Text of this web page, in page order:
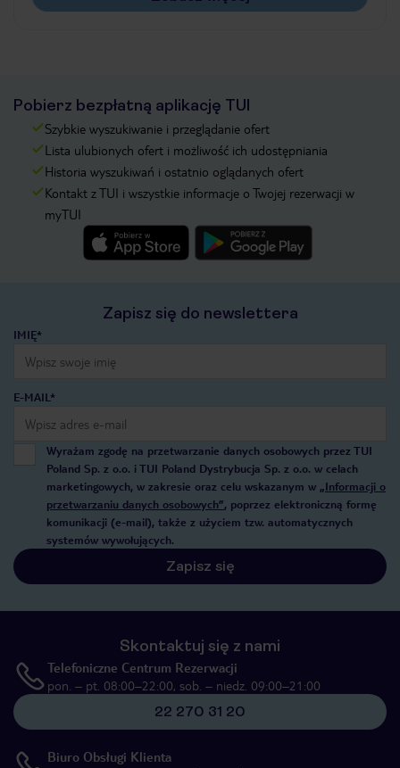
Pobierz bezpłatną aplikację TUI
Szybkie wyszukiwanie i przeglądanie ofert
Lista ulubionych ofert i możliwość ich udostępniania
Historia wyszukiwań i ostatnio oglądanych ofert
Kontakt z TUI i wszystkie informacje o Twojej rezerwacji w
myTUI
Zapisz się do newslettera
IMIĘ*
E-MAIL*
Wyrażam zgodę na przetwarzanie danych osobowych przez TUI
Poland Sp. z o.o. i TUI Poland Dystrybucja Sp. z o.o. w celach
marketingowych, w zakresie oraz celu wskazanym w „Informacji o
przetwarzaniu danych osobowych”, poprzez elektroniczną formę
komunikacji (e-mail), także z użyciem tzw. automatycznych
systemów wywołujących.
Zapisz się
Skontaktuj się z nami
Telefoniczne Centrum Rezerwacji
pon. – pt. 08:00–22:00, sob. – niedz. 09:00–21:00
22 270 31 20
Biuro Obsługi Klienta